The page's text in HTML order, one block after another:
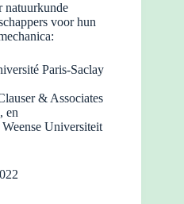
natuurkunde
voor hun
Paris-Saclay
& Associates
en
Universiteit